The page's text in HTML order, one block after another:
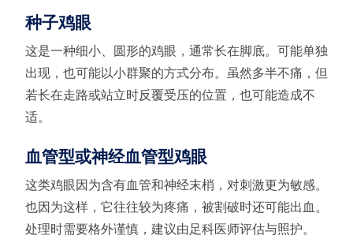
种子鸡眼
这是一种细小、圆形的鸡眼，通常长在脚底。可能单独
出现，也可能以小群聚的方式分布。虽然多半不痛，但
若长在走路或站立时反覆受压的位置，也可能造成不
适。
血管型或神经血管型鸡眼
这类鸡眼因为含有血管和神经末梢，对刺激更为敏感。
也因为这样，它往往较为疼痛，被割破时还可能出血。
处理时需要格外谨慎，建议由足科医师评估与照护。